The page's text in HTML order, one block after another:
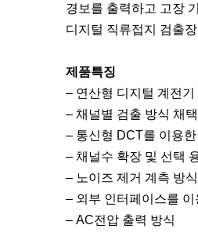
경보를 출력하고 고장
디지털 직류접지 검출장
제품특징
– 연산형 디지털 계전기
– 채널별 검출 방식 채택
– 통신형 DCT를 이용
– 채널수 확장 및 선택
– 노이즈 제거 계측 방식
– 외부 인터페이스를 이
– AC전압 출력 방식